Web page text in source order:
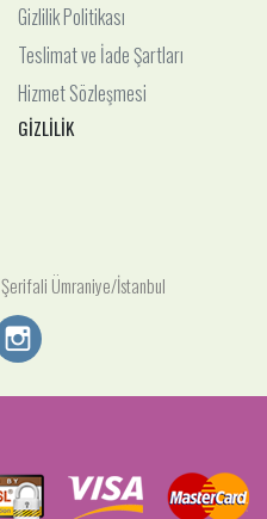
Gizlilik Politikası
Teslimat ve İade Şartları
Hizmet Sözleşmesi
GİZLİLİK
Ümraniye/İstanbul